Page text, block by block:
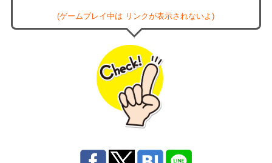
(ゲームプレイ中は リンクが表示されないよ)